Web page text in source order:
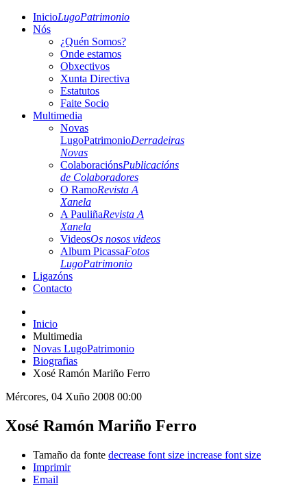
InicioLugoPatrimonio
Nós
¿Quén Somos?
Onde estamos
Obxectivos
Xunta Directiva
Estatutos
Faite Socio
Multimedia
Novas
LugoPatrimonioDerradeiras
Novas
ColaboraciónsPublicacións
de Colaboradores
O RamoRevista A
Xanela
A PauliñaRevista A
Xanela
VideosOs nosos videos
Album PicassaFotos
LugoPatrimonio
Ligazóns
Contacto
Inicio
Multimedia
Novas LugoPatrimonio
Biografias
Xosé Ramón Mariño Ferro
Mércores, 04 Xuño 2008 00:00
Xosé Ramón Mariño Ferro
Tamaño da fonte decrease font size increase font size
Imprimir
Email